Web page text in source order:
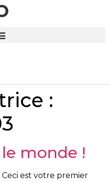
:
monde !
est votre premier